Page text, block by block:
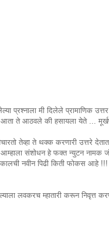
प्रश्नाला मी दिलेले प्रामाणिक
ते आठवले की हसायला येते ...
तेव्हा ते थक्क करणारी उत्तरे
आम्हाला संशोधन हे फक्त न्युटन नामक
नवीन पिढी किती फोकस आहे !!!
लवकरच म्हातारी करून निवृत्त